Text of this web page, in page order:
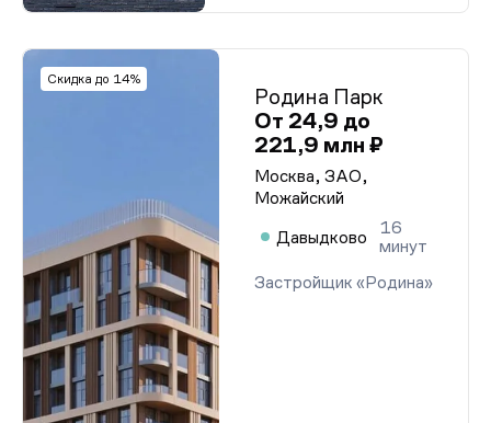
Скидка до 14%
Родина Парк
От 24,9 до
221,9 млн ₽
Москва, ЗАО,
Можайский
Давыдково
16
минут
Застройщик «Родина»